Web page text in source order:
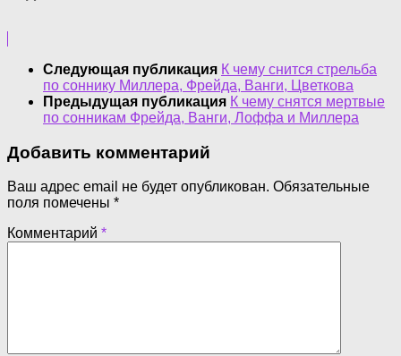
Следующая публикация К чему снится стрельба
по соннику Миллера, Фрейда, Ванги, Цветкова
Предыдущая публикация К чему снятся мертвые
по сонникам Фрейда, Ванги, Лоффа и Миллера
Добавить комментарий
Ваш адрес email не будет опубликован. Обязательные
поля помечены *
Комментарий *